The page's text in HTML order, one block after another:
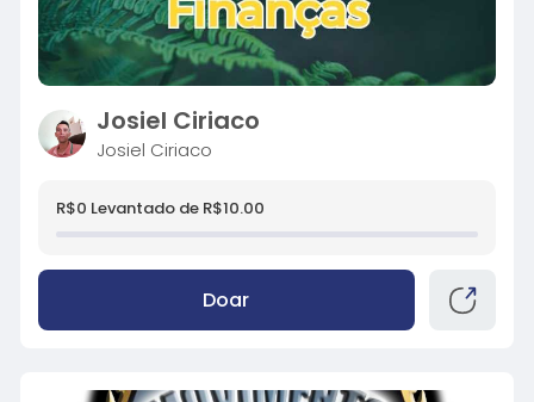
Josiel Ciriaco
Josiel Ciriaco
R$0 Levantado de R$10.00
Doar